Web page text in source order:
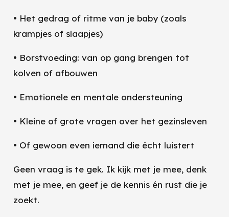
• Het gedrag of ritme van je baby (zoals
krampjes of slaapjes)
• Borstvoeding: van op gang brengen tot
kolven of afbouwen
• Emotionele en mentale ondersteuning
• Kleine of grote vragen over het gezinsleven
• Of gewoon even iemand die écht luistert
Geen vraag is te gek. Ik kijk met je mee, denk
met je mee, en geef je de kennis én rust die je
zoekt.